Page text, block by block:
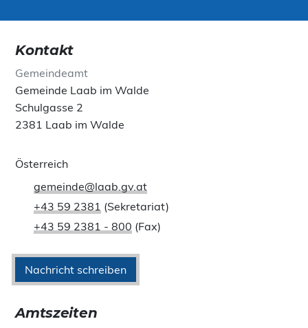
Kontakt
Gemeindeamt
Gemeinde Laab im Walde
Schulgasse 2
2381 Laab im Walde
Österreich
gemeinde@laab.gv.at
+43 59 2381 (Sekretariat)
+43 59 2381 - 800 (Fax)
Nachricht schreiben
Amtszeiten